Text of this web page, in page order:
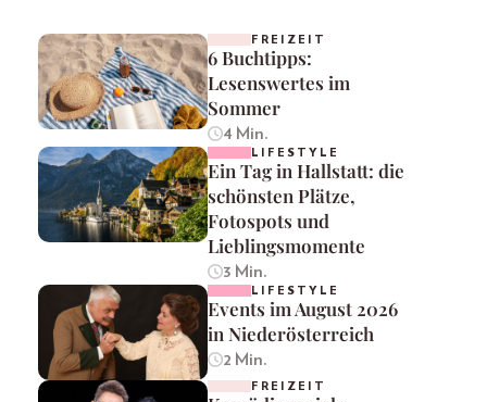
FREIZEIT
6 Buchtipps:
Lesenswertes im
Sommer
4 Min.
LIFESTYLE
Ein Tag in Hallstatt: die
schönsten Plätze,
Fotospots und
Lieblingsmomente
3 Min.
LIFESTYLE
Events im August 2026
in Niederösterreich
2 Min.
FREIZEIT